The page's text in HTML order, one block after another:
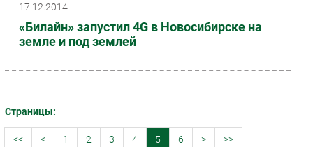
17.12.2014
«Билайн» запустил 4G в Новосибирске на
земле и под землей
Страницы:
<< < 1 2 3 4 5 6 > >>